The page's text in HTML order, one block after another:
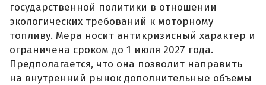
государственной политики в отношении
экологических требований к моторному
топливу. Мера носит антикризисный характер и
ограничена сроком до 1 июля 2027 года.
Предполагается, что она позволит направить
на внутренний рынок дополнительные объемы